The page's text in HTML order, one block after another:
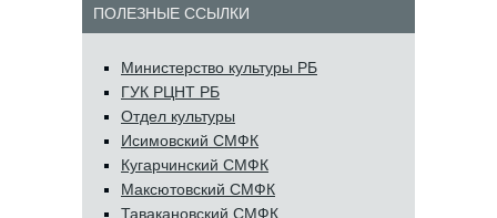
ПОЛЕЗНЫЕ ССЫЛКИ
Министерство культуры РБ
ГУК РЦНТ РБ
Отдел культуры
Исимовский СМФК
Кугарчинский СМФК
Максютовский СМФК
Тавакановский СМФК